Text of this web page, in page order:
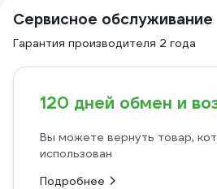
Сервисное обслуживание
Гарантия производителя 2 года
120 дней обмен и
Вы можете вернуть товар,
использован
Подробнее